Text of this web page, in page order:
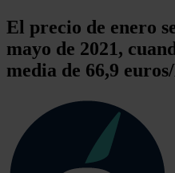
El precio de enero
mayo de 2021,
media de 66,9